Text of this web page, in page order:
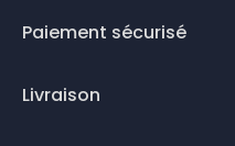
Paiement sécurisé
Livraison